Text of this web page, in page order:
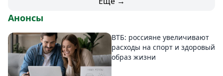
Анонсы
ВТБ: россияне увеличивают
расходы на спорт и здоровый
образ жизни